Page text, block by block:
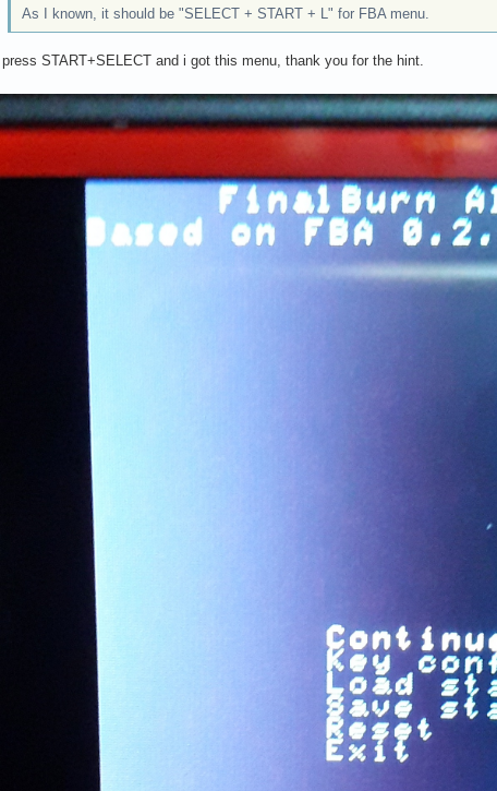
As I known, it should be "SELECT + START + L" for FBA menu.
I press START+SELECT and i got this menu, thank you for the hint.